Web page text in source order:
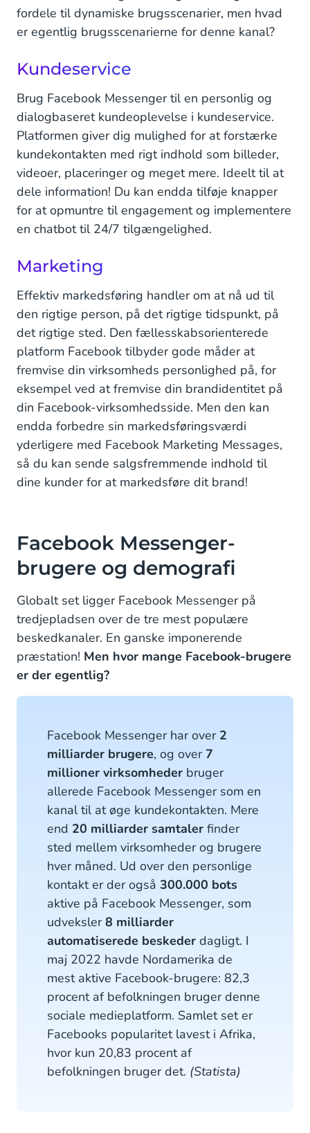
fordele til dynamiske brugsscenarier, men hvad
er egentlig brugsscenarierne for denne kanal?
Kundeservice
Brug Facebook Messenger til en personlig og
dialogbaseret kundeoplevelse i kundeservice.
Platformen giver dig mulighed for at forstærke
kundekontakten med rigt indhold som billeder,
videoer, placeringer og meget mere. Ideelt til at
dele information! Du kan endda tilføje knapper
for at opmuntre til engagement og implementere
en chatbot til 24/7 tilgængelighed.
Marketing
Effektiv markedsføring handler om at nå ud til
den rigtige person, på det rigtige tidspunkt, på
det rigtige sted. Den fællesskabsorienterede
platform Facebook tilbyder gode måder at
fremvise din virksomheds personlighed på, for
eksempel ved at fremvise din brandidentitet på
din Facebook-virksomhedsside. Men den kan
endda forbedre sin markedsføringsværdi
yderligere med Facebook Marketing Messages,
så du kan sende salgsfremmende indhold til
dine kunder for at markedsføre dit brand!
Facebook Messenger-
brugere og demografi
Globalt set ligger Facebook Messenger på
tredjepladsen over de tre mest populære
beskedkanaler. En ganske imponerende
præstation! Men hvor mange Facebook-brugere
er der egentlig?
Facebook Messenger har over 2
milliarder brugere, og over 7
millioner virksomheder bruger
allerede Facebook Messenger som en
kanal til at øge kundekontakten. Mere
end 20 milliarder samtaler finder
sted mellem virksomheder og brugere
hver måned. Ud over den personlige
kontakt er der også 300.000 bots
aktive på Facebook Messenger, som
udveksler8 milliarder
automatiserede beskeder dagligt. I
maj 2022 havde Nordamerika de
mest aktive Facebook-brugere: 82,3
procent af befolkningen bruger denne
sociale medieplatform. Samlet set er
Facebooks popularitet lavest i Afrika,
hvor kun 20,83 procent af
befolkningen bruger det. (Statista)